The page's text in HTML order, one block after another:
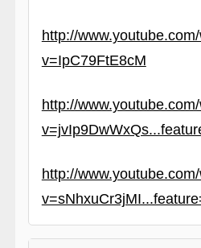
http://
v=IpC79FtE8cM
http://
http://